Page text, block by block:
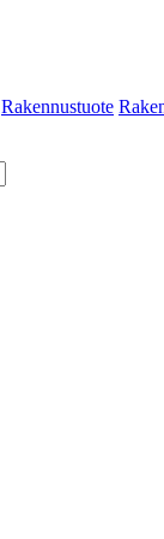
Rakennustuote